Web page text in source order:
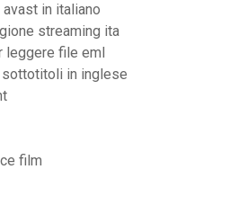
in italiano
streaming ita
leggere file eml
in inglese
film